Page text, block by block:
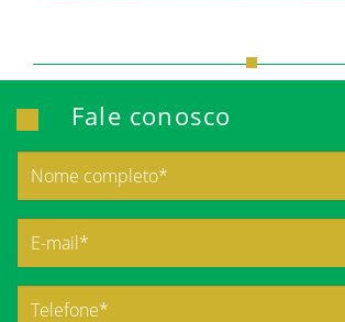
Fale conosco